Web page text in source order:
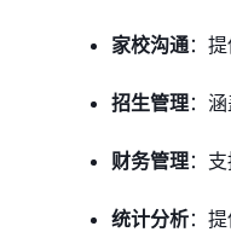
家校沟通：
招生管理：
财务管理：
统计分析：